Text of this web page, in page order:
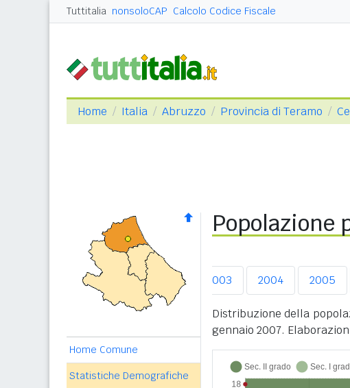
Tuttitalia nonsoloCAP Calcolo Codice Fiscale
Home Italia Abruzzo Provincia di Teramo
Home Comune
Statistiche Demografiche
Popolazione
2003 2004 2005
Distribuzione della
gennaio 2007.